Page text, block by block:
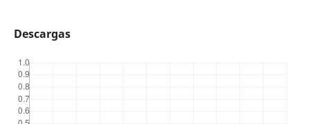
Descargas